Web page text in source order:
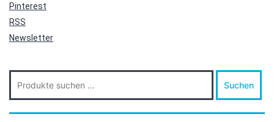
Pinterest
RSS
Newsletter
Suche
nach:
Suchen